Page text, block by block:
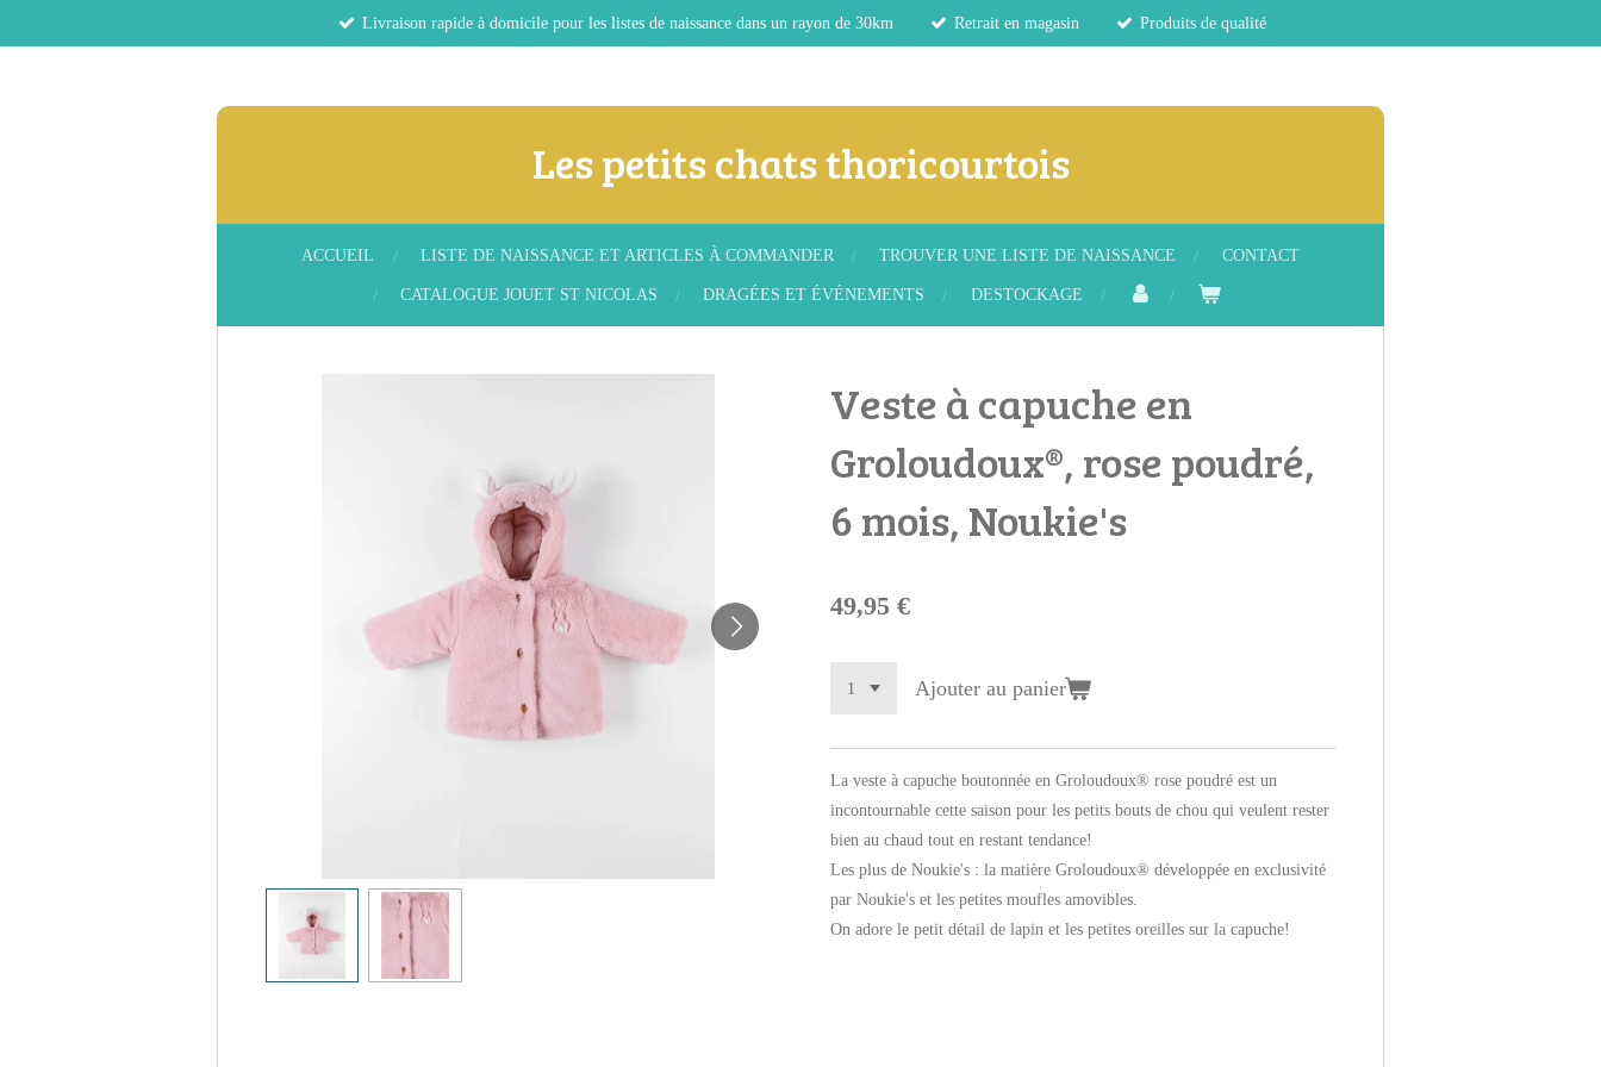
Livraison rapide à domicile pour les listes de naissance dans un rayon de 30km Retrait en magasin Produits de qualité
Les petits chats thoricourtois
ACCUEIL LISTE DE NAISSANCE ET ARTICLES À COMMANDER TROUVER UNE LISTE DE NAISSANCE CONTACT
CATALOGUE JOUET ST NICOLAS DRAGÉES ET ÉVÉNEMENTS DESTOCKAGE
Veste à capuche en
Groloudoux®, rose poudré,
6 mois, Noukie's
49,95 €
Ajouter au panier
La veste à capuche boutonnée en Groloudoux® rose poudré est un
incontournable cette saison pour les petits bouts de chou qui veulent rester
bien au chaud tout en restant tendance!
Les plus de Noukie's : la matière Groloudoux® développée en exclusivité
par Noukie's et les petites moufles amovibles.
On adore le petit détail de lapin et les petites oreilles sur la capuche!